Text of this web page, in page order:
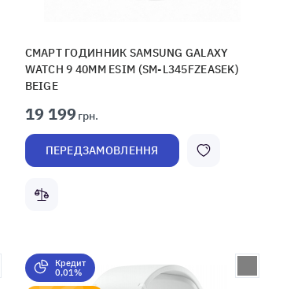
СМАРТ ГОДИННИК SAMSUNG GALAXY
WATCH 9 40MM ESIM (SM-L345FZEASEK)
BEIGE
19 199грн.
ПЕРЕДЗАМОВЛЕННЯ
Кредит
0,01%